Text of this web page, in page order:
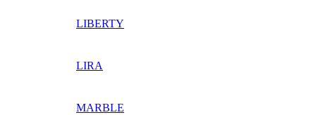
LIBERTY
LIRA
MARBLE